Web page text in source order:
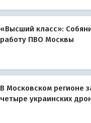
«Высший класс»:
работу ПВО Москвы
В Московском регионе
четыре украинских